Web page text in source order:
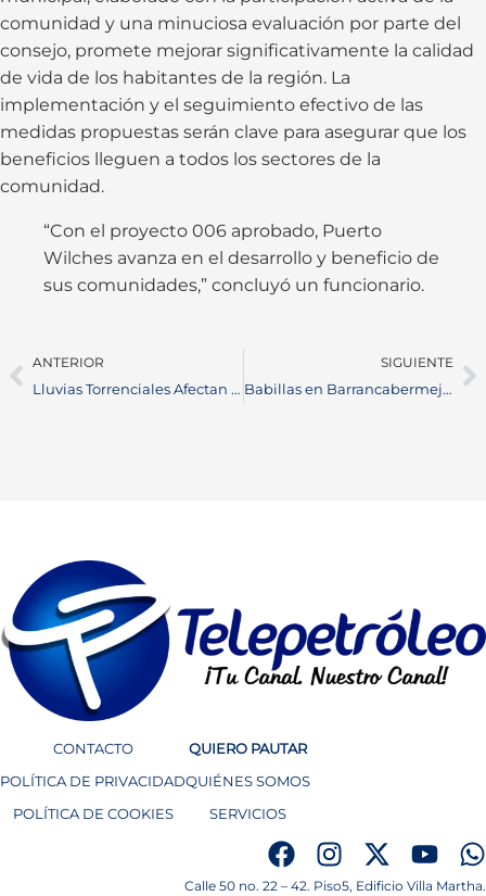
comunidad y una minuciosa evaluación por parte del
consejo, promete mejorar significativamente la calidad
de vida de los habitantes de la región. La
implementación y el seguimiento efectivo de las
medidas propuestas serán clave para asegurar que los
beneficios lleguen a todos los sectores de la
comunidad.
“Con el proyecto 006 aprobado, Puerto
Wilches avanza en el desarrollo y beneficio de
sus comunidades,” concluyó un funcionario.
ANTERIOR
Lluvias Torrenciales Afectan a 17 Barrios en el Distrito: Medidas y Recomendaciones
SIGUIENTE
Babillas en Barrancabermeja: Rescate de Animales Silvestres en Zonas Residenciales
CONTACTO
POLÍTICA DE PRIVACIDAD
POLÍTICA DE COOKIES
QUIERO PAUTAR
QUIÉNES SOMOS
SERVICIOS
Calle 50 no. 22 – 42. Piso5, Edificio Villa Martha.